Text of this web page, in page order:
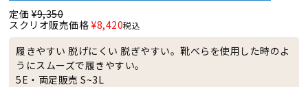
定価 ¥9,350
スクリオ販売価格 ¥8,420税込
履きやすい 脱げにくい 脱ぎやすい。靴べらを使用した時のよ
うにスムーズで履きやすい。
5E・両足販売 S~3L